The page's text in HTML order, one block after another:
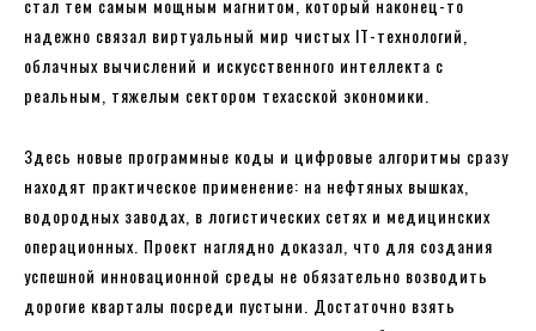
надежно связал виртуальный мир чистых IT-технологий,
облачных вычислений и искусственного интеллекта с
реальным, тяжелым сектором техасской экономики.
Здесь новые программные коды и цифровые алгоритмы сразу
находят практическое применение: на нефтяных вышках,
водородных заводах, в логистических сетях и медицинских
операционных. Проект наглядно доказал, что для создания
успешной инновационной среды не обязательно возводить
дорогие кварталы посреди пустыни. Достаточно взять